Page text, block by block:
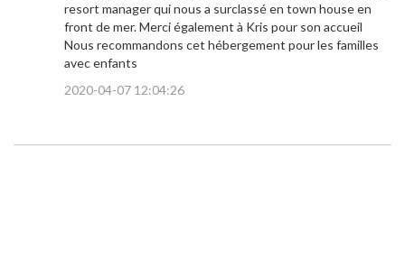
resort manager qui nous a surclassé en town house en
front de mer. Merci également à Kris pour son accueil
Nous recommandons cet hébergement pour les familles
avec enfants
2020-04-07 12:04:26